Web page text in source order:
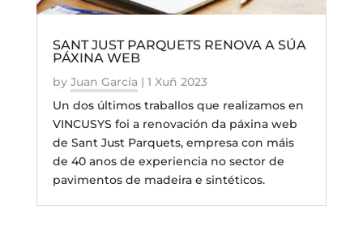
SANT JUST PARQUETS RENOVA A SÚA
PÁXINA WEB
by Juan García | 1 Xuñ 2023
Un dos últimos traballos que realizamos en
VINCUSYS foi a renovación da páxina web
de Sant Just Parquets, empresa con máis
de 40 anos de experiencia no sector de
pavimentos de madeira e sintéticos.